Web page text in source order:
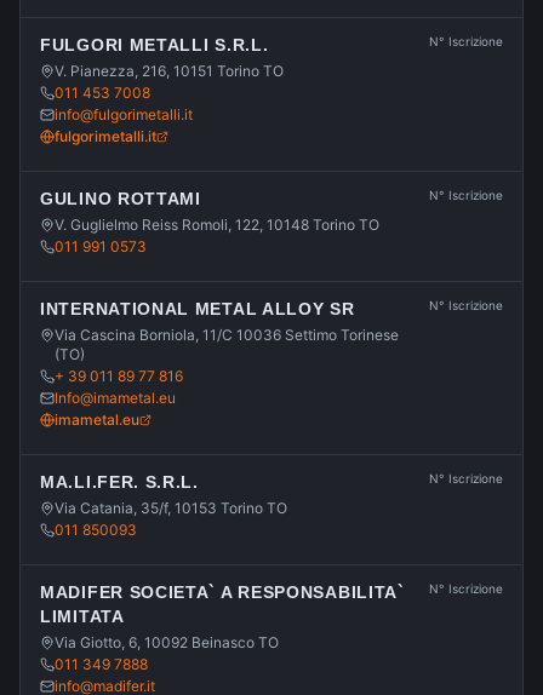
FULGORI METALLI S.R.L.
V. Pianezza, 216, 10151 Torino TO
011 453 7008
info@fulgorimetalli.it
fulgorimetalli.it
N° Iscrizione
GULINO ROTTAMI
V. Guglielmo Reiss Romoli, 122, 10148 Torino TO
011 991 0573
N° Iscrizione
INTERNATIONAL METAL ALLOY SR
Via Cascina Borniola, 11/C 10036 Settimo Torinese
(TO)
+ 39 011 89 77 816
Info@imametal.eu
imametal.eu
N° Iscrizione
MA.LI.FER. S.R.L.
Via Catania, 35/f, 10153 Torino TO
011 850093
N° Iscrizione
MADIFER SOCIETA` A RESPONSABILITA`
LIMITATA
Via Giotto, 6, 10092 Beinasco TO
011 349 7888
info@madifer.it
N° Iscrizione